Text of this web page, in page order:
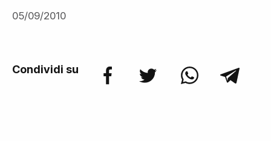
05/09/2010
Condividi su